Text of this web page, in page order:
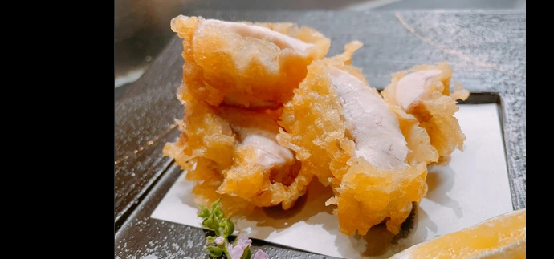
ワイズ商店 Y's Style 和食 洋食 鮨 焼鳥 居酒屋